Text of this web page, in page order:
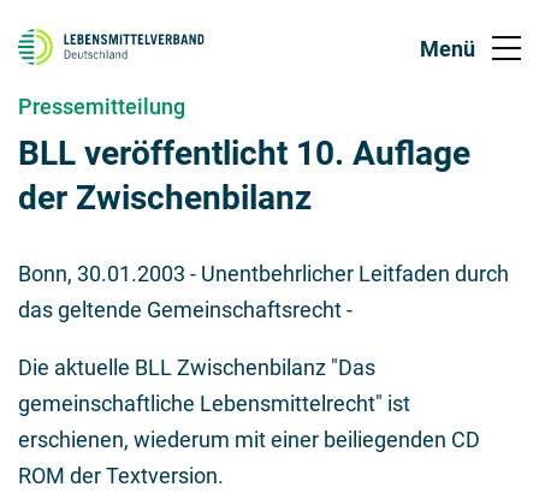
Pressemitteilung
BLL veröffentlicht 10. Auflage
der Zwischenbilanz
Bonn, 30.01.2003 - Unentbehrlicher Leitfaden durch
das geltende Gemeinschaftsrecht -
Die aktuelle BLL Zwischenbilanz "Das
gemeinschaftliche Lebensmittelrecht" ist
erschienen, wiederum mit einer beiliegenden CD
ROM der Textversion.